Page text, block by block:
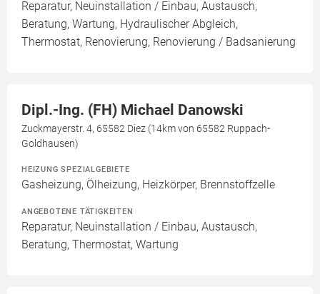
Reparatur, Neuinstallation / Einbau, Austausch,
Beratung, Wartung, Hydraulischer Abgleich,
Thermostat, Renovierung, Renovierung / Badsanierung
Dipl.-Ing. (FH) Michael Danowski
Zuckmayerstr. 4, 65582 Diez (14km von 65582 Ruppach-
Goldhausen)
HEIZUNG SPEZIALGEBIETE
Gasheizung, Ölheizung, Heizkörper, Brennstoffzelle
ANGEBOTENE TÄTIGKEITEN
Reparatur, Neuinstallation / Einbau, Austausch,
Beratung, Thermostat, Wartung